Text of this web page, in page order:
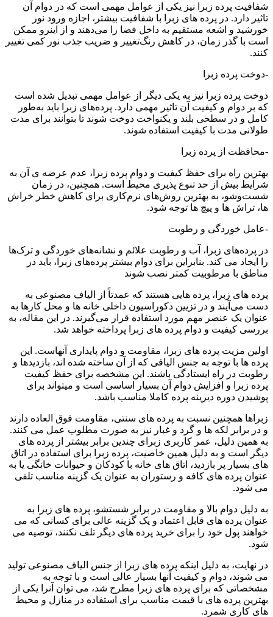
شفافیت پرده زبرا نیز یکی از عوامل مهمی است که در دوام آن
تاثیر دارد. در پرده های زبرا با شفافیت بیشتر، اجازه ورود نور
خورشید و اشعه مستقیم به داخل فضا را می‌دهند و از اینرو ممکن
است با گذر زمان، در کاهش رنگ‌تغییر و ضریب جذب نور کمی تغییر
کنند.
-دوخت پرده زبرا
دوخت پرده زبرا نیز به یکی دیگر از عوامل مهمی تبدیل شده است
که بر دوام و کیفیت آن تاثیر مهمی دارد. پرده‌های زبرا باید به‌طور
کامل و در سطحی بلند و یکنواخت دوخت شوند تا بتوانند برای مدت
طولانی مدت با کیفیت استفاده شوند.
-محافظت از پرده زبرا
بهترین راه برای حفظ کیفیت و دوام پرده زبرا، عدم عرضه ی آن به
شرایط بیش از حد تنوع پذیری محیط است. همچنین، در زمان
شست‌وشو، به بهترین روش‌های نرم‌کاری برای کاهش خطر خراش
ها، تراش ها و پیچ ها توجه شود.
-عامل خوردگی و رطوبت
در پرده‌های زبرا، آب و رطوبت علائم و نشانه‌های خوردگی و ترک‌ها
را ایجاد می کند. بنابراین برای دوام بیشتر پرده‌های زبرا، باید در
مناطق با مرطوبیت کمتر نصب شوند
پرده های زبرا، پرده هایی هستند که عمدتاً از الیاف مصنوعی به
دست می‌آیند و در تزیین دکوراسیون داخلی خانه ها و محل کارها به
عنوان یک عنصر مهم مورد استفاده قرار می‌گیرند. در این مقاله، به
بررسی کیفیت و دوام پرده های زبرا پرداخته خواهد شد.
اولین مزیت پرده های زبرا، مقاومت و دوام پایداری آنهاست. این
پرده ها با توجه به جنس الیافی که از آن ساخته شده اند، بازدیدها و
رطوبت در راه ایستادگی باشند. این مشخصه برای حفظ کیفیت
پرده زبرا و افزایش دوام آن بسیار اساسی است و میتواند برای
پوشیدن دوره دیرینه پرده کاملا مناسب باشد.
زبراها همچنین نسبت به پرده های سنتی، مقاومت فوق العاده دارند
و در برابر لکه ها و گرد و غبار نیز به صورت مطلوب عمل می کنند.
به همین دلیل، عمر کاربری زبرای چندین برابر بیشتر از پرده های
دیگر است و به دلیل همین خاصیت، پرده زبرا برای استفاده در اتاق
های بسیار پر بازدید، اتاق های خانه با کودکان و حیوانات خانگی یا به
عنوان پرده های کافه و رستوران به عنوان یک گزینه مناسب تلقی
می شود.
به دلیل دوام بالا و مقاومت در برابر شستشو، پرده های زبرا به
عنوان پرده های قابل اعتماد و یک گزینه عالی برای کسانی که می
خواهند پول خود را برای خرید پرده های دیگر تلف نکنند، توصیه می
شود.
در نهایت، به دلیل اینکه پرده های زبرا از جنس الیاف مصنوعی تولید
می شوند، دوام و کیفیت آنها بسیار عالی است و با توجه به
مشخصاتی که برای پرده های زبرا مطرح شد، می توان آنرا یکی از
بهترین پرده های با قیمت مناسب برای استفاده در منازل و محیط
های کاری شمرد.